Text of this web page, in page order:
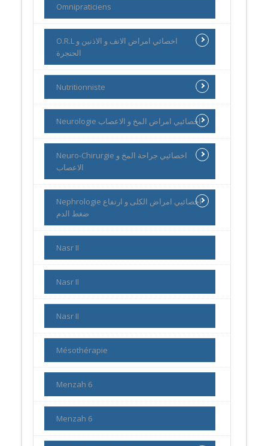
Omnipraticiens
O.R.L اخصائي امراض الانف و الاذنين و
الحنجرة
Nutritionniste
Neurologie اخصائيي امراض المخ و الاعصاب
Neuro-Chirurgie اخصائيي جراحة المخ و
الاعصاب
Nephrologie اخصائيي امراض الكلى و ارتفاع
ضغط الدم
Nasr II
Nasr II
Nasr II
Mésothérapie
Menzah 6
Menzah 6